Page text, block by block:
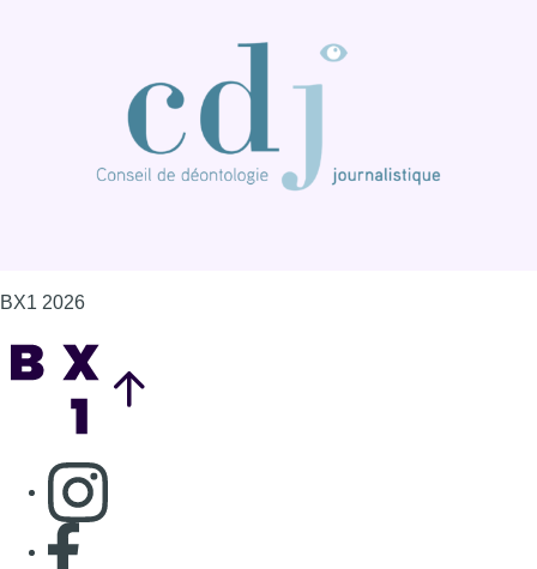
BX1 2026
Consulter page Instagram
Consulter page Facebook